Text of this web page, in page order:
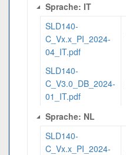
Sprache: IT
SLD140-
C_Vx.x_PI_2024-
04_IT.pdf
SLD140-
C_V3.0_DB_2024-
01_IT.pdf
Sprache: NL
SLD140-
C_Vx.x_PI_2024-